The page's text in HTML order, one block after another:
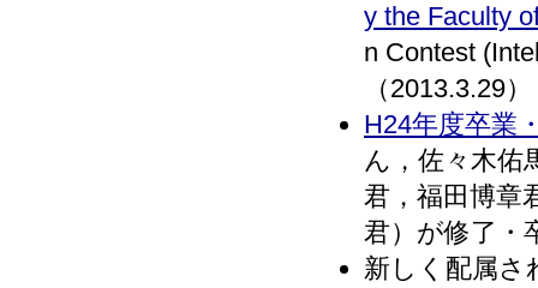
y the Faculty
n Contest
（2013.3.29）
H24年度卒業
ん，佐々木佑
君，福田博章
君）が修了・
新しく配属さ